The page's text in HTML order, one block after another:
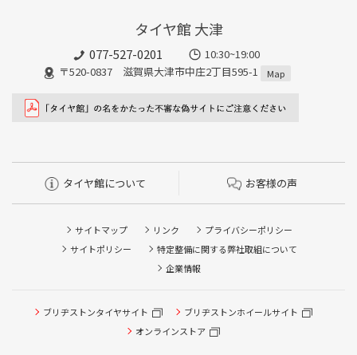
タイヤ館 大津
077-527-0201
10:30~19:00
〒520-0837 滋賀県大津市中庄2丁目595-1
Map
タイヤ館について お客様の声
サイトマップ リンク
プライバシーポリシー
サイトポリシー
特定整備に関する弊社取組について
企業情報
ブリヂストンタイヤサイト
ブリヂストンホイールサイト
オンラインストア
タイヤ点検・安全点検/タイヤ履き替え/オイル交換/その他
ピット作業の予約